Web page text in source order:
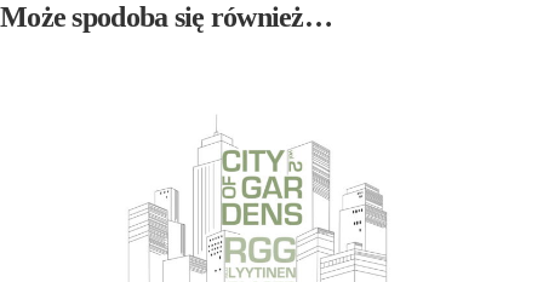
Może spodoba się również…